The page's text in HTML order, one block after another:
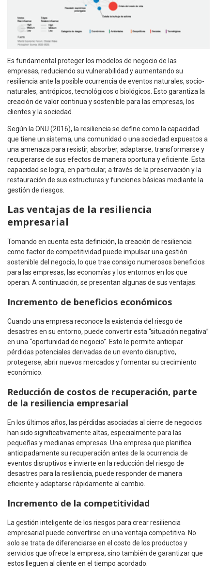
Es fundamental proteger los modelos de negocio de las
empresas, reduciendo su vulnerabilidad y aumentando su
resiliencia ante la posible ocurrencia de eventos naturales, socio-
naturales, antrópicos, tecnológicos o biológicos. Esto garantiza la
creación de valor continua y sostenible para las empresas, los
clientes y la sociedad.
Según la ONU (2016), la resiliencia se define como la capacidad
que tiene un sistema, una comunidad o una sociedad expuestos a
una amenaza para resistir, absorber, adaptarse, transformarse y
recuperarse de sus efectos de manera oportuna y eficiente. Esta
capacidad se logra, en particular, a través de la preservación y la
restauración de sus estructuras y funciones básicas mediante la
gestión de riesgos.
Las ventajas de la resiliencia
empresarial
Tomando en cuenta esta definición, la creación de resiliencia
como factor de competitividad puede impulsar una gestión
sostenible del negocio, lo que trae consigo numerosos beneficios
para las empresas, las economías y los entornos en los que
operan. A continuación, se presentan algunas de sus ventajas:
Incremento de beneficios económicos
Cuando una empresa reconoce la existencia del riesgo de
desastres en su entorno, puede convertir esta “situación negativa”
en una “oportunidad de negocio”. Esto le permite anticipar
pérdidas potenciales derivadas de un evento disruptivo,
protegerse, abrir nuevos mercados y fomentar su crecimiento
económico.
Reducción de costos de recuperación, parte
de la resiliencia empresarial
En los últimos años, las pérdidas asociadas al cierre de negocios
han sido significativamente altas, especialmente para las
pequeñas y medianas empresas. Una empresa que planifica
anticipadamente su recuperación antes de la ocurrencia de
eventos disruptivos e invierte en la reducción del riesgo de
desastres para la resiliencia, puede responder de manera
eficiente y adaptarse rápidamente al cambio.
Incremento de la competitividad
La gestión inteligente de los riesgos para crear resiliencia
empresarial puede convertirse en una ventaja competitiva. No
solo se trata de diferenciarse en el costo de los productos y
servicios que ofrece la empresa, sino también de garantizar que
estos lleguen al cliente en el tiempo acordado.